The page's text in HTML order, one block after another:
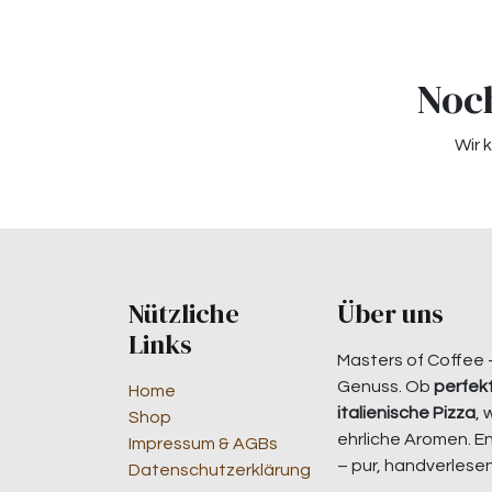
Wir
Nützliche
Links
Home
Shop
Impressum & AGBs
Datenschutzerklärung
Über uns
Masters of Coffee
Genuss. Ob
italienische Pizza,
ehrliche Aromen.
– pur,